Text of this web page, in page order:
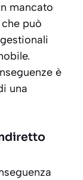
mancato
può
è
una